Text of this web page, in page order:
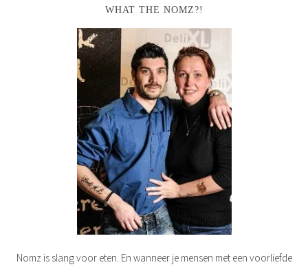
WHAT THE NOMZ?!
Nomz is slang voor eten. En wanneer je mensen met een voorliefde